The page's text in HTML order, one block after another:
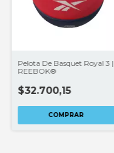
Pelota De Basquet Royal 3 |
REEBOK®
$32.700,15
COMPRAR